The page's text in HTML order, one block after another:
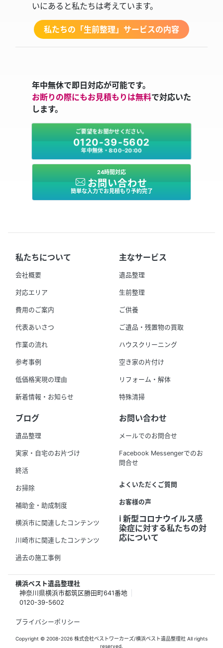
いにあると私たちは考えています。
私たちの「生前整理」サービスの内容
年中無休で即日対応が可能です。
お断りの際にもお見積もりは無料で対応いた
します。
ご要望をお聞かせください。
0120-39-5602
年中無休・8:00～20:00
24時間対応
お問い合わせ
簡単な入力でお見積もり予約完了
私たちについて
会社概要
対応エリア
費用のご案内
代表あいさつ
作業の流れ
参考事例
低価格実現の理由
新着情報・お知らせ
主なサービス
遺品整理
生前整理
ご供養
ご遺品・残置物の買取
ハウスクリーニング
空き家の片付け
リフォーム・解体
特殊清掃
ブログ
遺品整理
実家・自宅のお片づけ
終活
お掃除
補助金・助成制度
横浜市に関連したコンテンツ
川崎市に関連したコンテンツ
過去の施工事例
お問い合わせ
メールでのお問合せ
Facebook Messengerでのお
問合せ
よくいただくご質問
お客様の声
ℹ️ 新型コロナウイルス感
染症に対する私たちの対
応について
横浜ベスト遺品整理社
神奈川県横浜市都筑区勝田町641番地
0120-39-5602
プライバシーポリシー
Copyright © 2008-2026 株式会社ベストワーカーズ/横浜ベスト遺品整理社 All rights
reserved.